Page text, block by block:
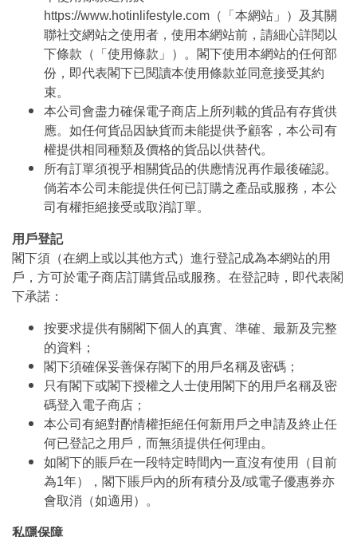
https://www.hotinlifestyle.com（「本網站」）及其關
聯社交網站之使用者，使用本網站前，請細心詳閱以
下條款（「使用條款」）。閣下使用本網站的任何部
份，即代表閣下已閱讀本使用條款並同意接受其約
束。
本公司會盡力確保電子商店上所列載的貨品有存貨供
應。如任何貨品因缺貨而未能提供予顧客，本公司有
權提供相同種類及價格的貨品以供替代。
所有訂單須視乎相關貨品的供應情況再作最後確認。
倘若本公司未能提供任何已訂購之產品或服務，本公
司有權拒絕接受或取消訂單。
用戶登記
閣下須（在網上或以其他方式）進行登記成為本網站的用
戶，方可於電子商店訂購貨品或服務。在登記時，即代表閣
下承諾：
按要求提供有關閣下個人的真實、準確、最新及完整
的資料；
閣下須確保妥善保存閣下的用戶名稱及密碼；
只有閣下或閣下授權之人士使用閣下的用戶名稱及密
碼登入電子商店；
本公司有絕對酌情權拒絕任何新用戶之申請及終止任
何已登記之用戶，而無須提供任何理由。
如閣下的賬戶在一段特定時間內一直沒有使用（目前
為1年），閣下賬戶內的所有積分及/或電子優惠券亦
會取消（如適用）。
私隱保障